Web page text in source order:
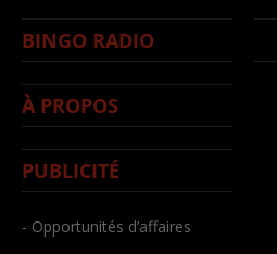
BINGO RADIO
À PROPOS
PUBLICITÉ
- Opportunités d’affaires